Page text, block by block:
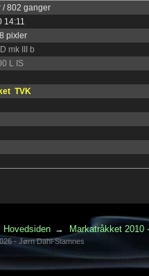
/ 802 ganger
14:11
pixler
mk III b
L IS
TVK
Hovedsiden → Markatråkket 2010
- Jørn Dahl-Stamnes